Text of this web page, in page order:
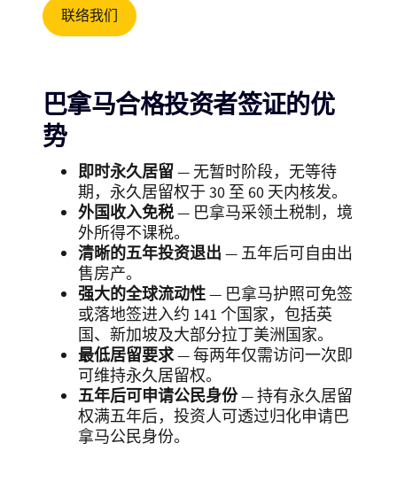
联络我们
巴拿马合格投资者签证的优
势
即时永久居留— 无暂时阶段，无等待
期，永久居留权于 30 至 60 天内核发。
外国收入免税— 巴拿马采领土税制，境
外所得不课税。
清晰的五年投资退出 — 五年后可自由出
售房产。
强大的全球流动性— 巴拿马护照可免签
或落地签进入约 141 个国家，包括英
国、新加坡及大部分拉丁美洲国家。
最低居留要求— 每两年仅需访问一次即
可维持永久居留权。
五年后可申请公民身份— 持有永久居留
权满五年后，投资人可透过归化申请巴
拿马公民身份。